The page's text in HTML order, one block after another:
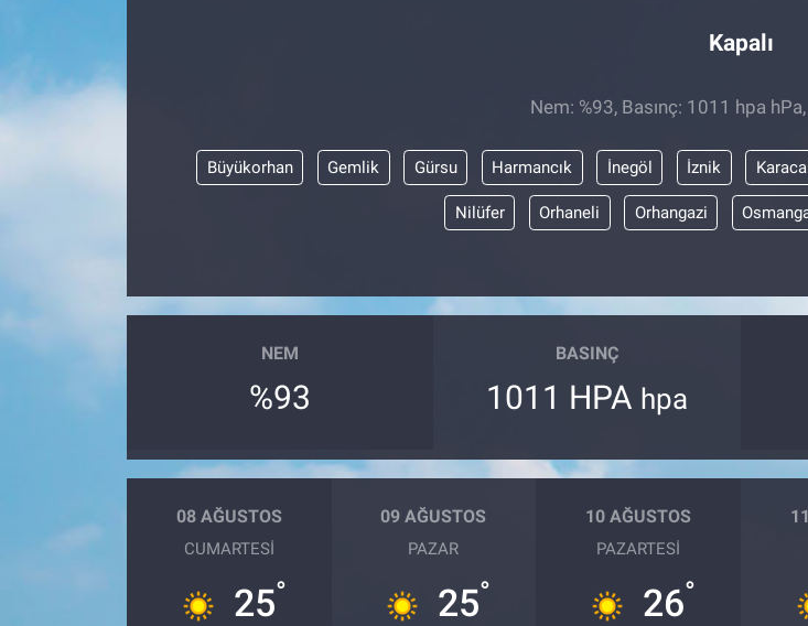
Kapalı
Nem: %93, Basınç: 1011 hpa
Büyükorhan Gemlik Gürsu Harmancık İnegöl İznik
Nilüfer Orhaneli Orhangazi
NEM
%93
BASINÇ
1011 HPA hpa
08 AĞUSTOS
CUMARTESI
25°
09 AĞUSTOS
PAZAR
25°
10 AĞUSTOS
PAZARTESI
26°